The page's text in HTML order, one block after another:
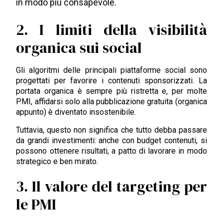
in modo più consapevole.
2. I limiti della visibilità
organica sui social
Gli algoritmi delle principali piattaforme social sono
progettati per favorire i contenuti sponsorizzati. La
portata organica è sempre più ristretta e, per molte
PMI, affidarsi solo alla pubblicazione gratuita (organica
appunto) è diventato insostenibile.
Tuttavia, questo non significa che tutto debba passare
da grandi investimenti: anche con budget contenuti, si
possono ottenere risultati, a patto di lavorare in modo
strategico e ben mirato.
3. Il valore del targeting per
le PMI